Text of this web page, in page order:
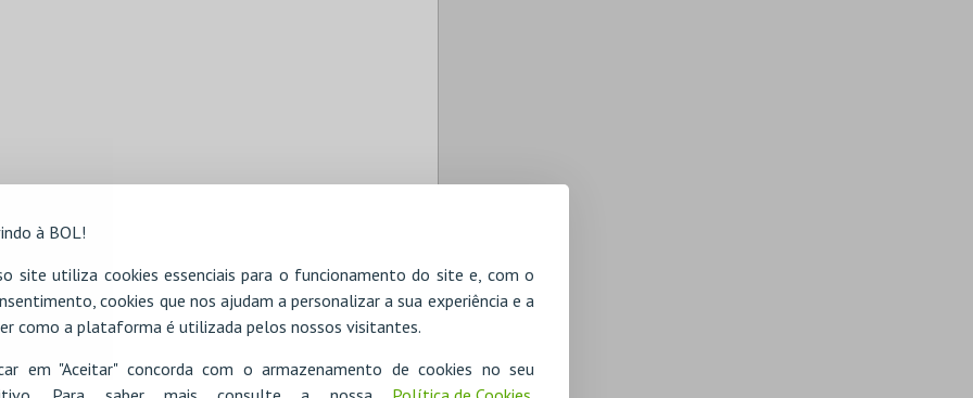
à BOL!
site utiliza cookies essenciais para o funcionamento do site e, com o
cookies que nos ajudam a personalizar a sua experiência e a
como a plataforma é utilizada pelos nossos visitantes.
em "Aceitar" concorda com o armazenamento de cookies no seu